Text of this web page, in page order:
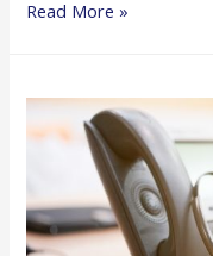
Salesmanship
Read More »